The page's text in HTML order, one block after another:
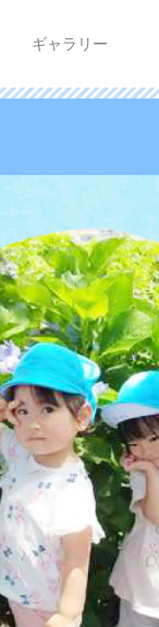
ギャラリー